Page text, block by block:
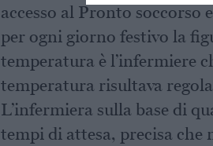
accesso al Pronto soccorso
per ogni giorno festivo la
temperatura è l’infermiere
temperatura risultava
L’infermiera sulla base di
tempi di attesa, precisa